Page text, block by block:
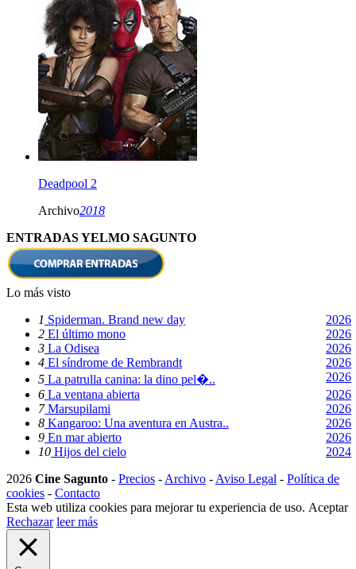
Deadpool 2
Archivo2018
ENTRADAS YELMO SAGUNTO
Lo más visto
1 Spiderman. Brand new day
2026
2 El último mono
2026
3 La Odisea
2026
4 El síndrome de Rembrandt
2026
5 La patrulla canina: la dino pel�..
2026
6 La ventana abierta
2026
7Marsupilami
2026
8 Kangaroo: Una aventura en Austra..
2026
9 En mar abierto
2026
10 Hijos del cielo
2024
2026 Cine Sagunto - Precios - Archivo - Aviso Legal - Política de
cookies - Contacto
Esta web utiliza cookies para mejorar tu experiencia de uso. Aceptar
Rechazar leer más